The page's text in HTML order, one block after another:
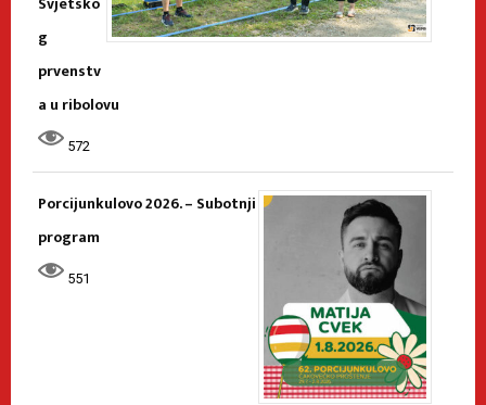
g
prvenstv
a u ribolovu
572
Porcijunkulovo 2026. – Subotnji
program
551